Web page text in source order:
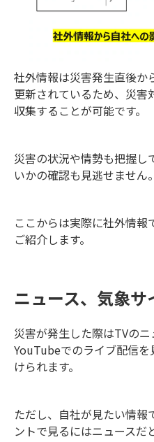
社外情報は災害発生直後か
更新されているため、災害
収集することが可能です。
災害の状況や情勢も把握し
いかの確認も見逃せません。
ここからは実際に社外情報
ご紹介します。
ニュース、気象
災害が発生した際はTVの
YouTubeでのライブ配信
けられます。
ただし、自社が見たい情報
ントで見るにはニュースだ